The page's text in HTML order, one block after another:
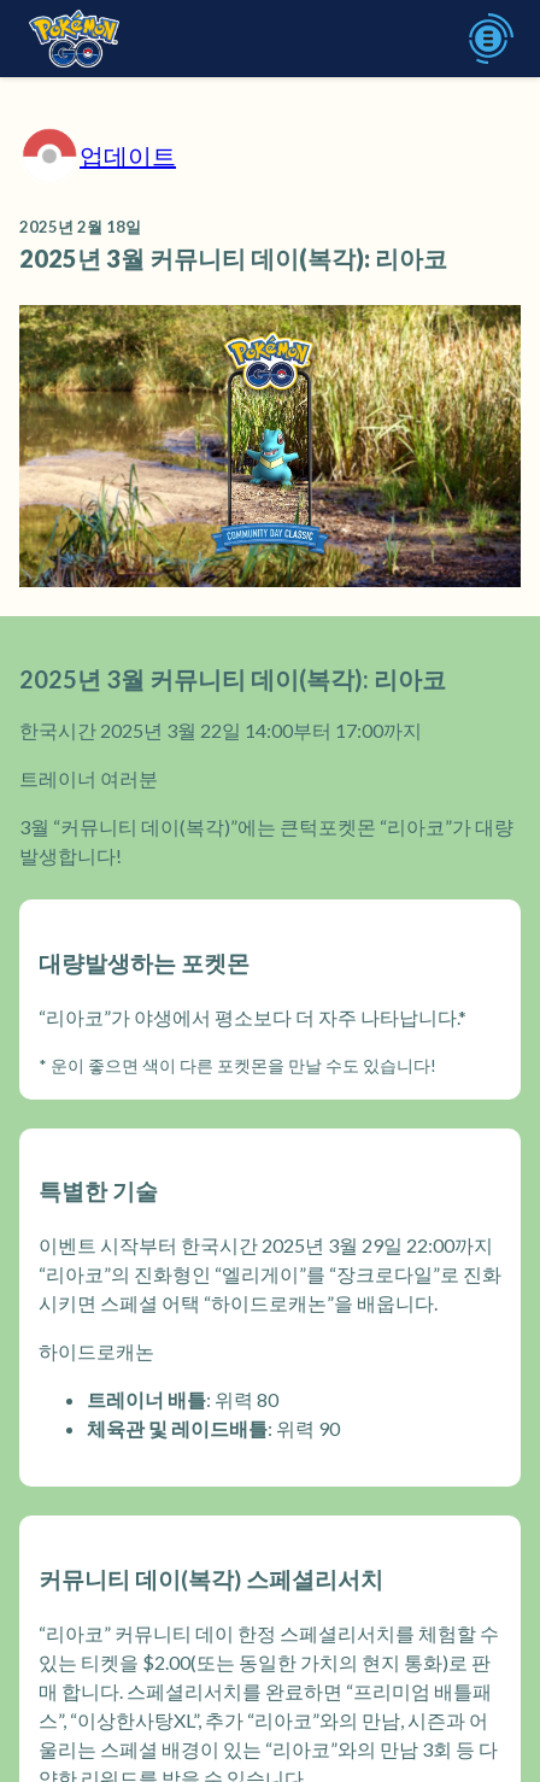
업데이트
2025년 2월 18일
2025년 3월 커뮤니티 데이(복각): 리아코
2025년 3월 커뮤니티 데이(복각): 리아코
한국시간 2025년 3월 22일 14:00부터 17:00까지
트레이너 여러분
3월 “커뮤니티 데이(복각)”에는 큰턱포켓몬 “리아코”가 대량
발생합니다!
대량발생하는 포켓몬
“리아코”가 야생에서 평소보다 더 자주 나타납니다.*
* 운이 좋으면 색이 다른 포켓몬을 만날 수도 있습니다!
특별한 기술
이벤트 시작부터 한국시간 2025년 3월 29일 22:00까지
“리아코”의 진화형인 “엘리게이”를 “장크로다일”로 진화
시키면 스페셜 어택 “하이드로캐논”을 배웁니다.
하이드로캐논
트레이너 배틀: 위력 80
체육관 및 레이드배틀: 위력 90
커뮤니티 데이(복각) 스페셜리서치
“리아코” 커뮤니티 데이 한정 스페셜리서치를 체험할 수
있는 티켓을 $2.00(또는 동일한 가치의 현지 통화)로 판
매 합니다. 스페셜리서치를 완료하면 “프리미엄 배틀패
스”, “이상한사탕XL”, 추가 “리아코”와의 만남, 시즌과 어
울리는 스페셜 배경이 있는 “리아코”와의 만남 3회 등 다
양한 리워드를 받을 수 있습니다.